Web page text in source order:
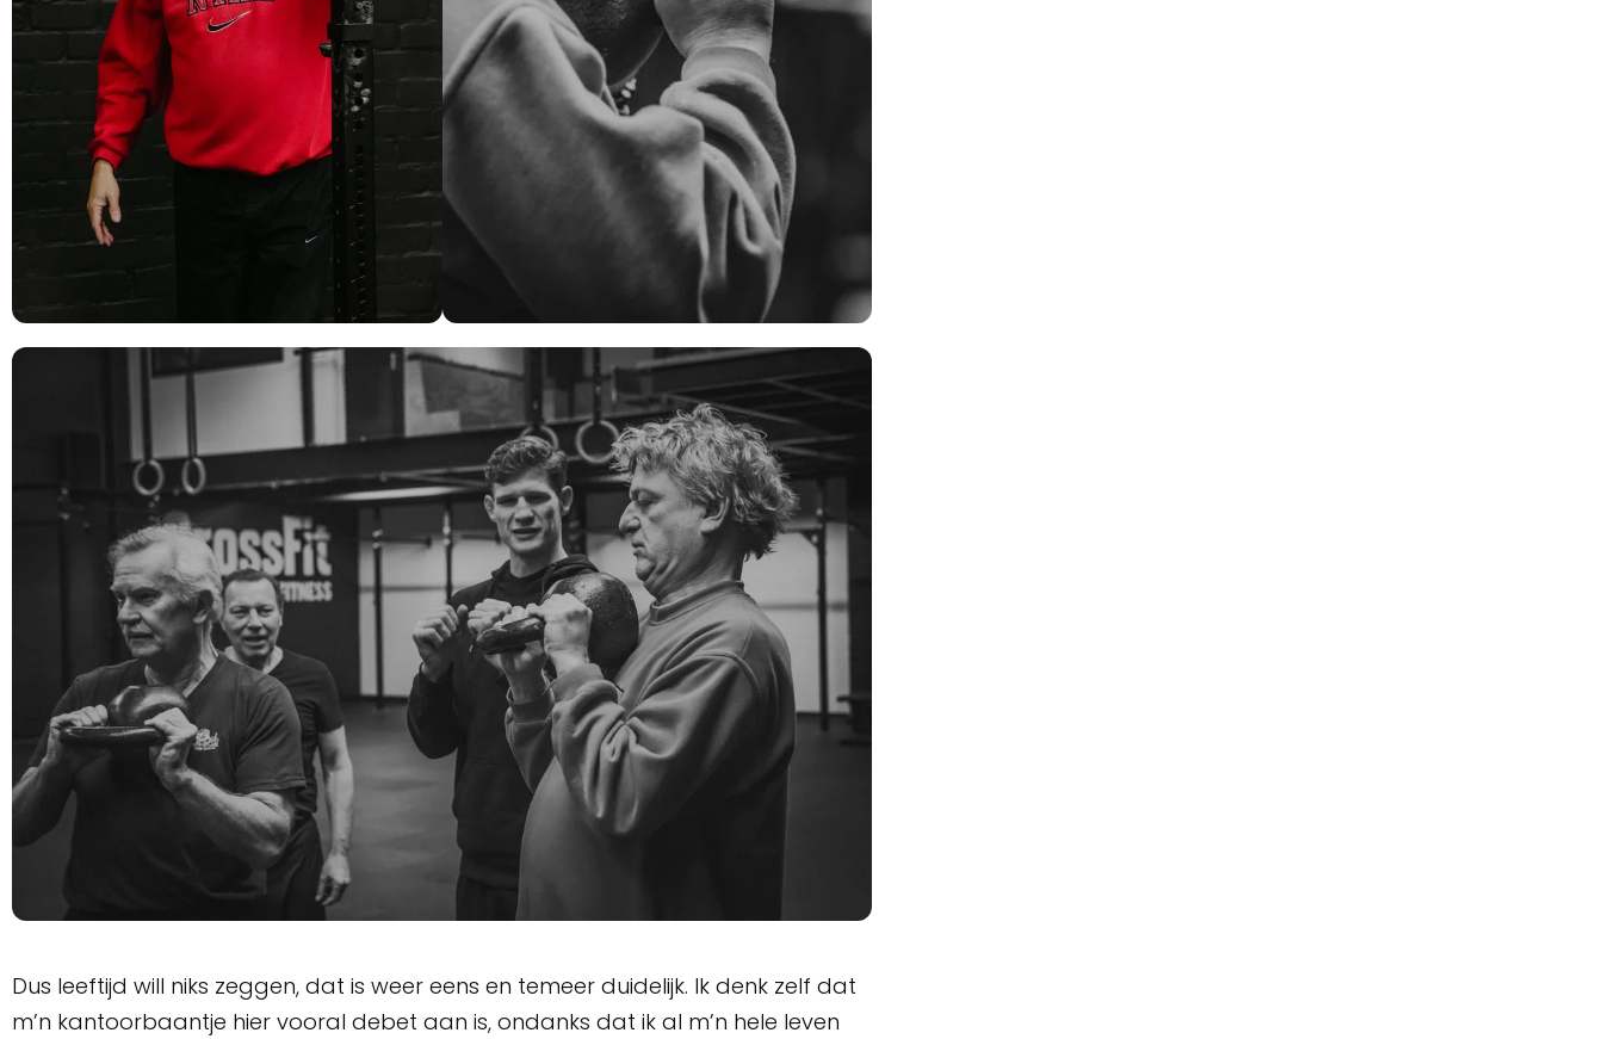
Dus leeftijd will niks zeggen, dat is weer eens en temeer duidelijk. Ik denk zelf dat
m’n kantoorbaantje hier vooral debet aan is, ondanks dat ik al m’n hele leven